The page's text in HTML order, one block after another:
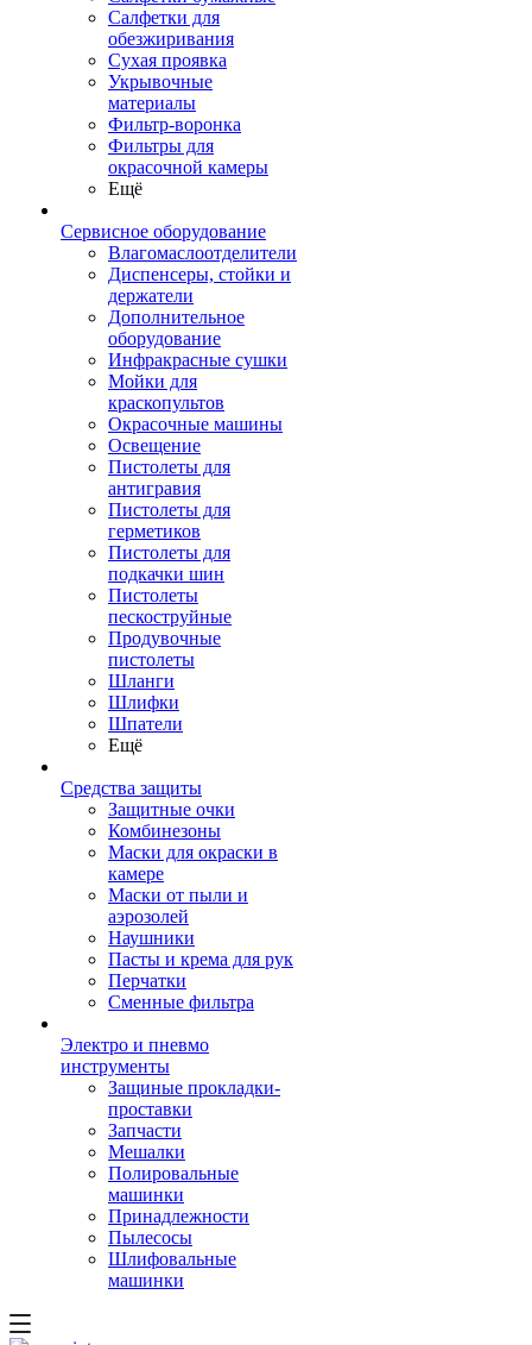
Салфетки для
обезжиривания
Сухая проявка
Укрывочные
материалы
Фильтр-воронка
Фильтры для
окрасочной камеры
Ещё
Сервисное оборудование
Влагомаслоотделители
Диспенсеры, стойки и
держатели
Дополнительное
оборудование
Инфракрасные сушки
Мойки для
краскопультов
Окрасочные машины
Освещение
Пистолеты для
антигравия
Пистолеты для
герметиков
Пистолеты для
подкачки шин
Пистолеты
пескоструйные
Продувочные
пистолеты
Шланги
Шлифки
Шпатели
Ещё
Средства защиты
Защитные очки
Комбинезоны
Маски для окраски в
камере
Маски от пыли и
аэрозолей
Наушники
Пасты и крема для рук
Перчатки
Сменные фильтра
Электро и пневмо
инструменты
Защиные прокладки-
проставки
Запчасти
Мешалки
Полировальные
машинки
Принадлежности
Пылесосы
Шлифовальные
машинки